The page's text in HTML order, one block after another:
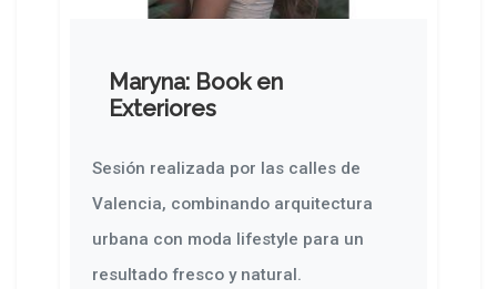
Maryna: Book en
Exteriores
Sesión realizada por las calles de
Valencia, combinando arquitectura
urbana con moda lifestyle para un
resultado fresco y natural.